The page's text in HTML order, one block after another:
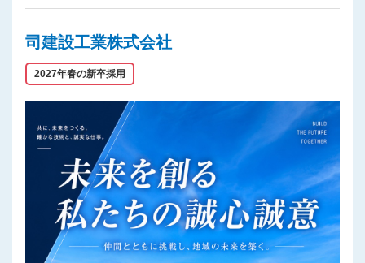
司建設工業株式会社
2027年春の新卒採用